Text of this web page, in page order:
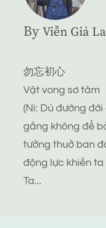
By Viễn Giả
勿忘初心
Vật vong sơ tâm
(Ni: Dù đường
gắng không để
tưởng thuở ban
động lực khiến
Ta...